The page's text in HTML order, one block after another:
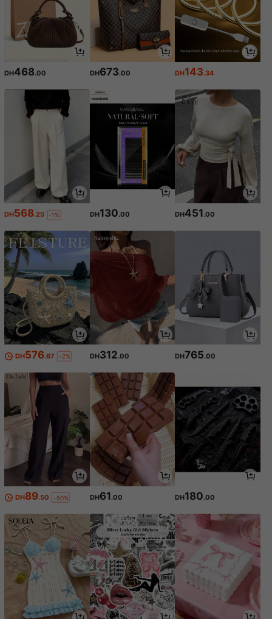
DH468.00 DH673.00 DH143.34
DH568.25 -1% DH130.00 DH451 .00
DH576.67 -2% DH312.00 DH765.00
DH89.50 -50% DH61.00 DH180.00